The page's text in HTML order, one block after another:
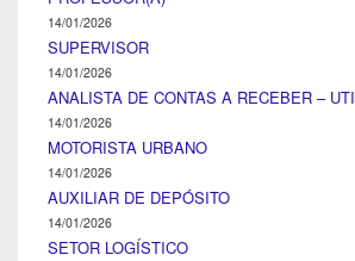
14/01/2026
SUPERVISOR
14/01/2026
ANALISTA DE CONTAS A RECEBER – UTI
14/01/2026
MOTORISTA URBANO
14/01/2026
AUXILIAR DE DEPÓSITO
14/01/2026
SETOR LOGÍSTICO